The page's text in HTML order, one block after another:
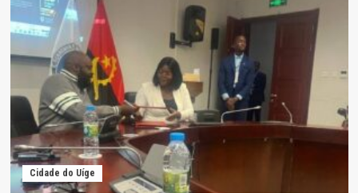
Cidade do Uíge